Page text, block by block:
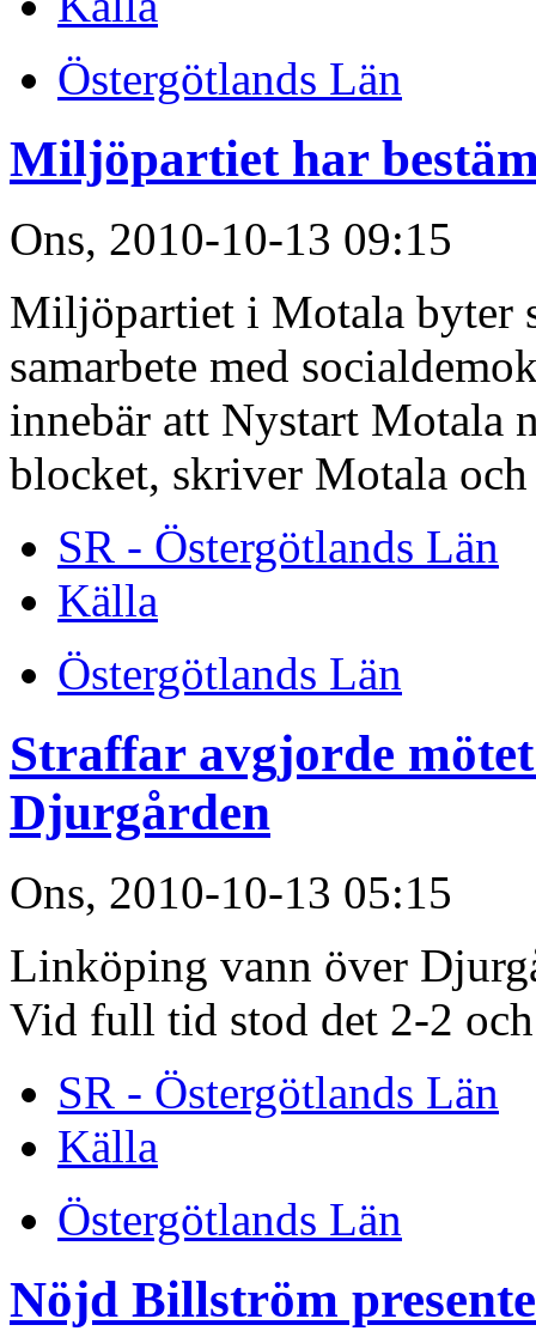
Östergötlands Län
Miljöpartiet har
Ons, 2010-10-13 09:15
Miljöpartiet i Motala byter
samarbete med
innebär att Nystart Motala
blocket, skriver Motala
SR - Östergötlands Län
Källa
Östergötlands Län
Straffar avgjorde
Djurgården
Ons, 2010-10-13 05:15
Linköping vann över
Vid full tid stod det 2-2
SR - Östergötlands Län
Källa
Östergötlands Län
Nöjd Billström